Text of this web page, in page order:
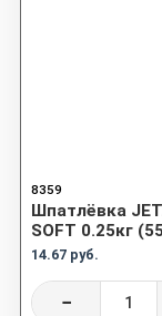
8359
Шпатлёвка
SOFT 0.25кг
14.67 руб.
−